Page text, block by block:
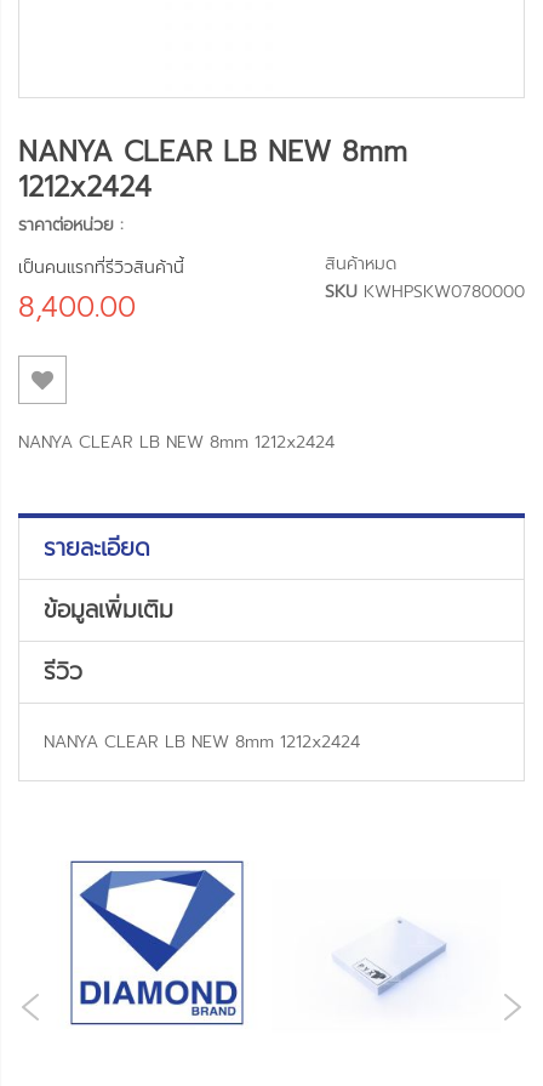
NANYA CLEAR LB NEW 8mm
1212x2424
ราคาต่อหน่วย :
สินค้าหมด
SKU KWHPSKW0780000
เป็นคนแรกที่รีวิวสินค้านี้
8,400.00
NANYA CLEAR LB NEW 8mm 1212x2424
รายละเอียด
ข้อมูลเพิ่มเติม
รีวิว
NANYA CLEAR LB NEW 8mm 1212x2424